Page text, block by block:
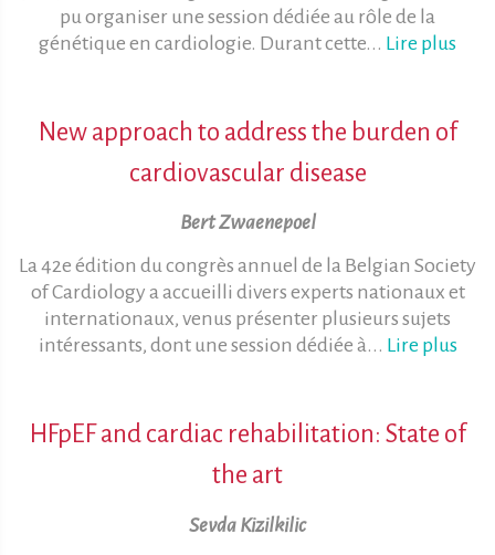
pu organiser une session dédiée au rôle de la
génétique en cardiologie. Durant cette... Lire plus
New approach to address the burden of
cardiovascular disease
Bert Zwaenepoel
La 42e édition du congrès annuel de la Belgian Society
of Cardiology a accueilli divers experts nationaux et
internationaux, venus présenter plusieurs sujets
intéressants, dont une session dédiée à... Lire plus
HFpEF and cardiac rehabilitation: State of
the art
Sevda Kizilkilic